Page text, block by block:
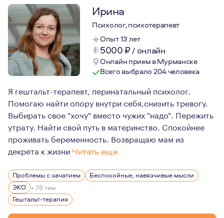
Ирина
Психолог, психотерапевт
Опыт 13 лет
5000₽/ онлайн
Онлайн прием в Мурманске
Всего выбрало 204 человека
Я гештальт-терапевт, перинатальный психолог.
Помогаю найти опору внутри себя,снизить тревогу.
Выбирать свое "хочу" вместо чужих "надо". Пережить
утрату. Найти свой путь в материнство. Спокойнее
проживать беременность. Возвращаю мам из
декрета к жизни Читать еще
Мои мысли и убеждения:
- если вы решили найти психолога, первый шаг
- нет плохих и хороших чувств, все чувства важны;
- никто на самом деле не знает, как жить "правильно"
Проблемы с зачатием
Беспокойные, навязчивые мысли
ЭКО + 76 тем
Гештальт-терапия